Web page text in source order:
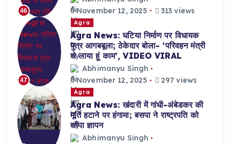
46
November 12, 2025
313 views
47
Agra
Agra News: घटिया निर्माण पर विधायक
पुत्र आगबबूला; ठेकेदार बोला- ‘परिवहन मंत्री
से लाया हूं काम’, VIDEO VIRAL
Abhimanyu Singh
November 12, 2025
297 views
Agra
Agra News: खंदारी में गांधी-अंबेडकर की
मूर्ति हटाने पर हंगामा; बसपा ने राष्ट्रपति को
सौंपा ज्ञापन
Abhimanyu Singh